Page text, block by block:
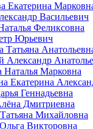
Екатерина
Васильевич
Феликсовна
Юрьевич
Александр
Наталья Марковна
Екатерина
Геннадьевна
Дмитриевна
Михайловна
Викторовна